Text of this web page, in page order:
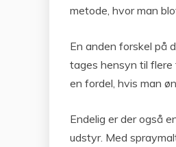
metode, hvor man
En anden forskel på
tages hensyn til flere
en fordel, hvis man
Endelig er der også
udstyr. Med